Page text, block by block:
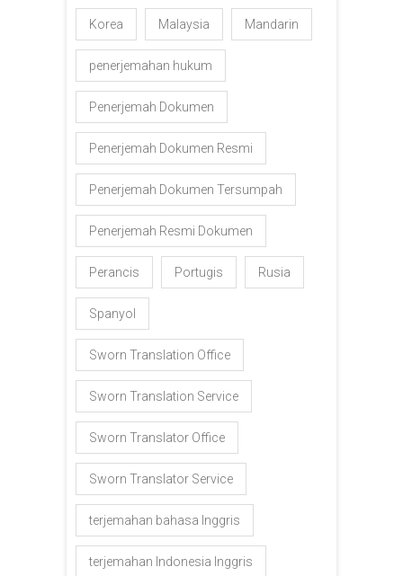
Korea Malaysia Mandarin
penerjemahan hukum
Penerjemah Dokumen
Penerjemah Dokumen Resmi
Penerjemah Dokumen Tersumpah
Penerjemah Resmi Dokumen
Perancis Portugis Rusia
Spanyol
Sworn Translation Office
Sworn Translation Service
Sworn Translator Office
Sworn Translator Service
terjemahan bahasa Inggris
terjemahan Indonesia Inggris